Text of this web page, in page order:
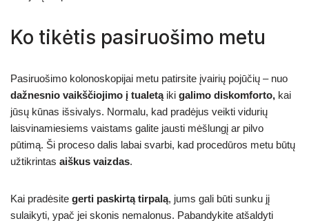
Ko tikėtis pasiruošimo metu
Pasiruošimo kolonoskopijai metu patirsite įvairių pojūčių – nuo
dažnesnio vaikščiojimo į tualetąiki galimo diskomforto, kai
jūsų kūnas išsivalys. Normalu, kad pradėjus veikti vidurių
laisvinamiesiems vaistams galite jausti mėšlungį ar pilvo
pūtimą. Ši proceso dalis labai svarbi, kad procedūros metu būtų
užtikrintas aiškus vaizdas.
Kai pradėsite gerti paskirtą tirpalą, jums gali būti sunku jį
sulaikyti, ypač jei skonis nemalonus. Pabandykite atšaldyti